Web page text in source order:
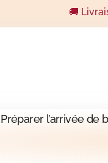
🚚
Préparer l’arrivée de